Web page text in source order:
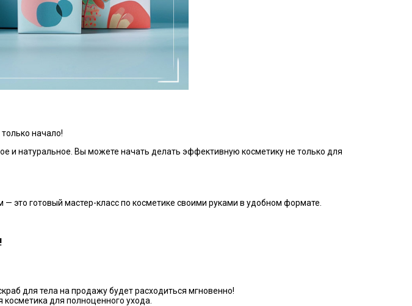
начало!
и натуральное. Вы можете начать делать эффективную косметику не только для
это готовый мастер-класс по косметике своими руками в удобном формате.
для тела на продажу будет расходиться мгновенно!
для полноценного ухода.